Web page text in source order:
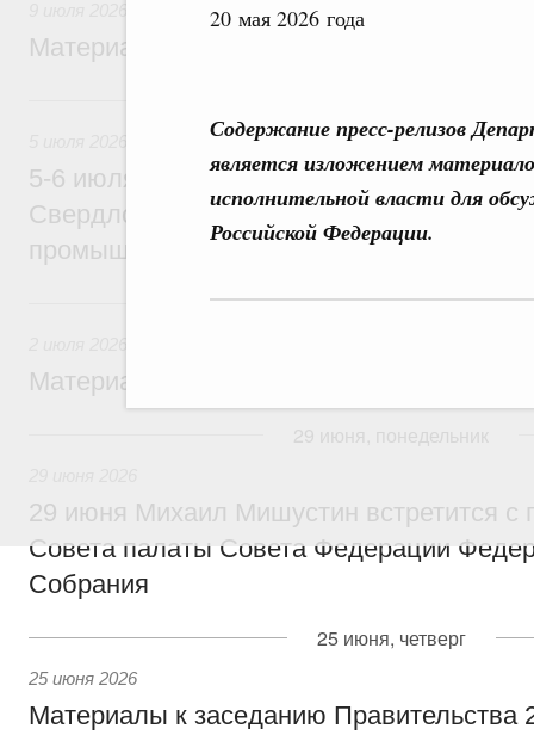
20 мая 2026 года
Содержание пресс-релизов
является изложением
исполнительной власти для
Российской Федерации.
Материалы к заседанию Правительства
5-6 июля Михаил Мишустин совершит
Свердловскую область для участия в
промышленной выставке «Иннопром»
2 июля, четверг
Материалы к заседанию Правительства
29 июня Михаил Мишустин встретится с
Совета палаты Совета Федерации
Собрания
25 июня, четверг
25 июня 2026
Материалы к заседанию Правительства